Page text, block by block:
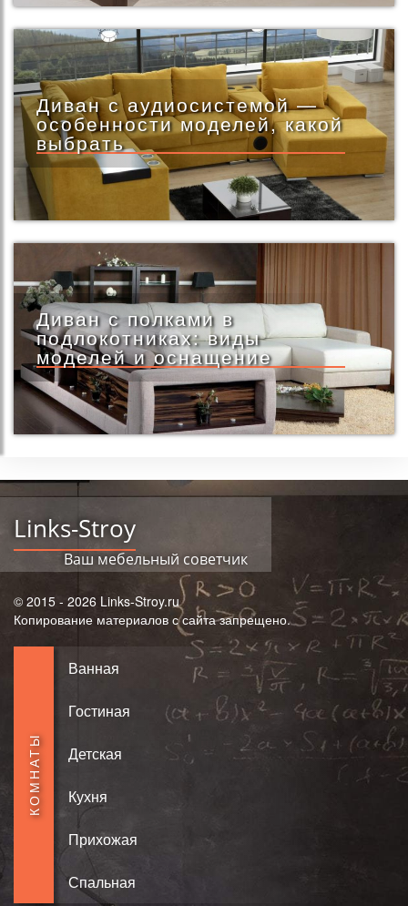
Диван с аудиосистемой —
особенности моделей, какой
выбрать
Диван с полками в
подлокотниках: виды
моделей и оснащение
Links-Stroy
Ваш мебельный советчик
© 2015 - 2026 Links-Stroy.ru
Копирование материалов с сайта запрещено.
КОМНАТЫ
Ванная
Гостиная
Детская
Кухня
Прихожая
Спальная